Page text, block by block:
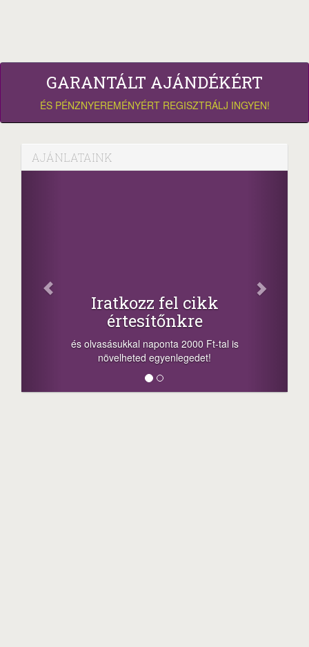
GARANTÁLT AJÁNDÉKÉRT
ÉS PÉNZNYEREMÉNYÉRT REGISZTRÁLJ INGYEN!
AJÁNLATAINK
fel cikk
naponta 2000 Ft-tal is
növelheted egyenlegedet!
Oszd
megosztási